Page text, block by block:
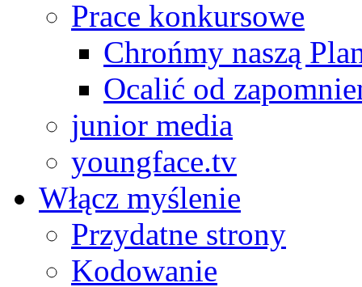
Prace konkursowe
Chrońmy naszą
Ocalić od
junior media
youngface.tv
Włącz myślenie
Przydatne strony
Kodowanie